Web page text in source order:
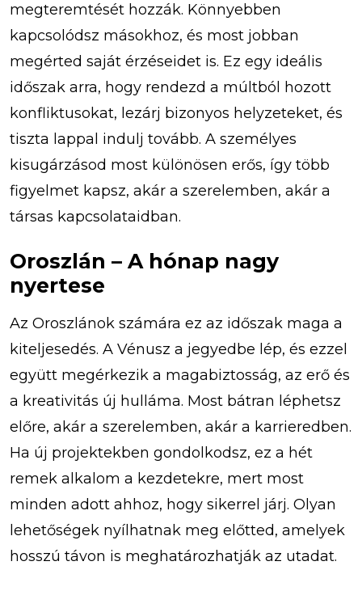
megteremtését hozzák. Könnyebben
kapcsolódsz másokhoz, és most jobban
megérted saját érzéseidet is. Ez egy ideális
időszak arra, hogy rendezd a múltból hozott
konfliktusokat, lezárj bizonyos helyzeteket, és
tiszta lappal indulj tovább. A személyes
kisugárzásod most különösen erős, így több
figyelmet kapsz, akár a szerelemben, akár a
társas kapcsolataidban.
Oroszlán – A hónap nagy
nyertese
Az Oroszlánok számára ez az időszak maga a
kiteljesedés. A Vénusz a jegyedbe lép, és ezzel
együtt megérkezik a magabiztosság, az erő és
a kreativitás új hulláma. Most bátran léphetsz
előre, akár a szerelemben, akár a karrieredben.
Ha új projektekben gondolkodsz, ez a hét
remek alkalom a kezdetekre, mert most
minden adott ahhoz, hogy sikerrel járj. Olyan
lehetőségek nyílhatnak meg előtted, amelyek
hosszú távon is meghatározhatják az utadat.